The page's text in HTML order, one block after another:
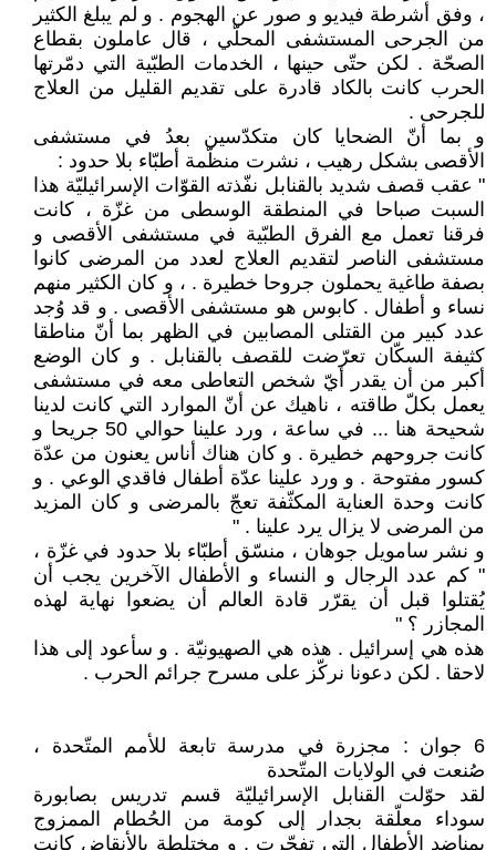
، وفق أشرطة فيديو و صور عن الهجوم . و لم يبلغ الكثير
من الجرحى المستشفى المحلّي ، قال عاملون بقطاع
الصحّة . لكن حتّى حينها ، الخدمات الطبّية التي دمّرتها
الحرب كانت بالكاد قادرة على تقديم القليل من العلاج
للجرحى .
و بما أنّ الضحايا كان متكدّسين بعدُ في مستشفى
الأقصى بشكل رهيب ، نشرت منظّمة أطبّاء بلا حدود :
" عقب قصف شديد بالقنابل نفّذته القوّات الإسرائيليّة هذا
السبت صباحا في المنطقة الوسطى من غزّة ، كانت
فرقنا تعمل مع الفرق الطبّية في مستشفى الأقصى و
مستشفى الناصر لتقديم العلاج لعدد من المرضى كانوا
بصفة طاغية يحملون جروحا خطيرة . ، و كان الكثير منهم
نساء و أطفال . كابوس هو مستشفى الأقصى . و قد وُجد
عدد كبير من القتلى المصابين في الظهر بما أنّ مناطقا
كثيفة السكّان تعرّضت للقصف بالقنابل . و كان الوضع
أكبر من أن يقدر أيّ شخص التعاطى معه في مستشفى
يعمل بكلّ طاقته ، ناهيك عن أنّ الموارد التي كانت لدينا
شحيحة هنا ... في ساعة ، ورد علينا حوالي 50 جريحا و
كانت جروحهم خطيرة . و كان هناك أناس يعنون من عدّة
كسور مفتوحة . و ورد علينا عدّة أطفال فاقدي الوعي . و
كانت وحدة العناية المكثّفة تعجّ بالمرضى و كان المزيد
من المرضى لا يزال يرد علينا . "
و نشر سامويل جوهان ، منسّق أطبّاء بلا حدود في غزّة ،
" كم عدد الرجال و النساء و الأطفال الآخرين يجب أن
يُقتلوا قبل أن يقرّر قادة العالم أن يضعوا نهاية لهذه
المجازر ؟ "
هذه هي إسرائيل . هذه هي الصهيونيّة . و سأعود إلى هذا
لاحقا . لكن دعونا نركّز على مسرح جرائم الحرب .
6 جوان : مجزرة في مدرسة تابعة للأمم المتّحدة ،
صُنعت في الولايات المتّحدة
لقد حوّلت القنابل الإسرائيليّة قسم تدريس بصابورة
سوداء معلّقة بجدار إلى كومة من الحُطام الممزوج
بمناضد الأطفال التي تفجّرت . و مختلطة بالأنقاض كانت